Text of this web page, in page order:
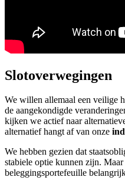
Slotoverwegingen
We willen allemaal een veilige
de aangekondigde
kijken we actief naar
alternatief hangt af van onze
We hebben gezien dat
stabiele optie kunnen zijn.
beleggingsportefeuille